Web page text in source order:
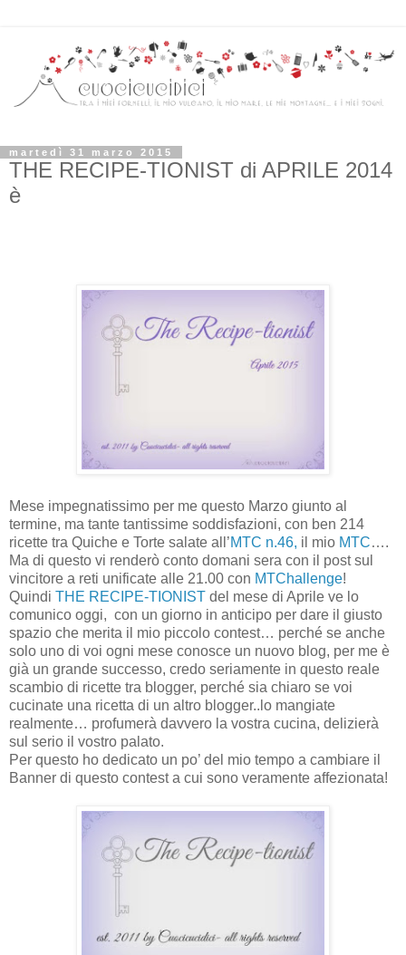
martedì 31 marzo 2015
THE RECIPE-TIONIST di APRILE 2014
è
Mese impegnatissimo per me questo Marzo giunto al
termine, ma tante tantissime soddisfazioni, con ben 214
ricette tra Quiche e Torte salate all’MTC n.46, il mio MTC….
Ma di questo vi renderò conto domani sera con il post sul
vincitore a reti unificate alle 21.00 con MTChallenge!
Quindi THE RECIPE-TIONIST del mese di Aprile ve lo
comunico oggi, con un giorno in anticipo per dare il giusto
spazio che merita il mio piccolo contest… perché se anche
solo uno di voi ogni mese conosce un nuovo blog, per me è
già un grande successo, credo seriamente in questo reale
scambio di ricette tra blogger, perché sia chiaro se voi
cucinate una ricetta di un altro blogger..lo mangiate
realmente… profumerà davvero la vostra cucina, delizierà
sul serio il vostro palato.
Per questo ho dedicato un po’ del mio tempo a cambiare il
Banner di questo contest a cui sono veramente affezionata!